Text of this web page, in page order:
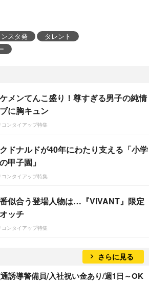
スタ発
タレント
メンてんこ盛り！尊すぎる男子の純情
に胸キュン
コンタイアップ特集
ドナルドが40年にわたり支える「小学
甲子園」
コンタイアップ特集
似合う登場人物は…『VIVANT』限定
ッチ
コンタイアップ特集
さらに見る
誘導警備員/入社祝い金あり/週1日～OK